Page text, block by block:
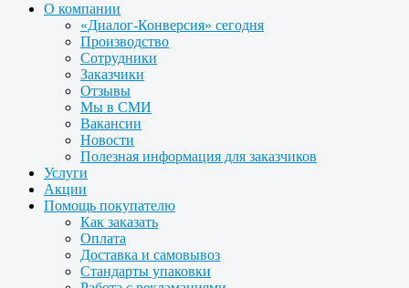
О компании
«Диалог-Конверсия» сегодня
Производство
Сотрудники
Заказчики
Отзывы
Мы в СМИ
Вакансии
Новости
Полезная информация для заказчиков
Услуги
Акции
Помощь покупателю
Как заказать
Оплата
Доставка и самовывоз
Стандарты упаковки